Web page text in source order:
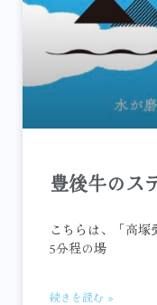
豊後牛のス
こちらは、「高塚
5分程の場
続きを読む »